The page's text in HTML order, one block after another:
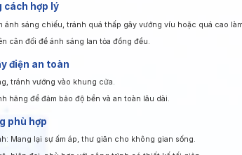
cách hợp lý
ánh sáng chiếu, tránh quá thấp gây vướng víu hoặc quá cao
cân đối để ánh sáng lan tỏa đồng đều.
điện an toàn
tránh vướng vào khung cửa.
hãng để đảm bảo độ bền và an toàn lâu dài.
phù hợp
Mang lại sự ấm áp, thư giãn cho không gian sống.